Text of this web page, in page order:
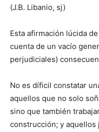
(J.B. Libanio, sj)
Esta afirmación lúcida
cuenta de un vacío
perjudiciales)
No es díficil constatar
aquellos que no solo
sino que también
construcción; y aquellos